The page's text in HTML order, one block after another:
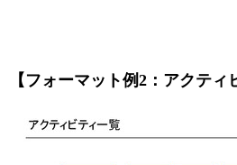
【フォーマット例2：アクティ